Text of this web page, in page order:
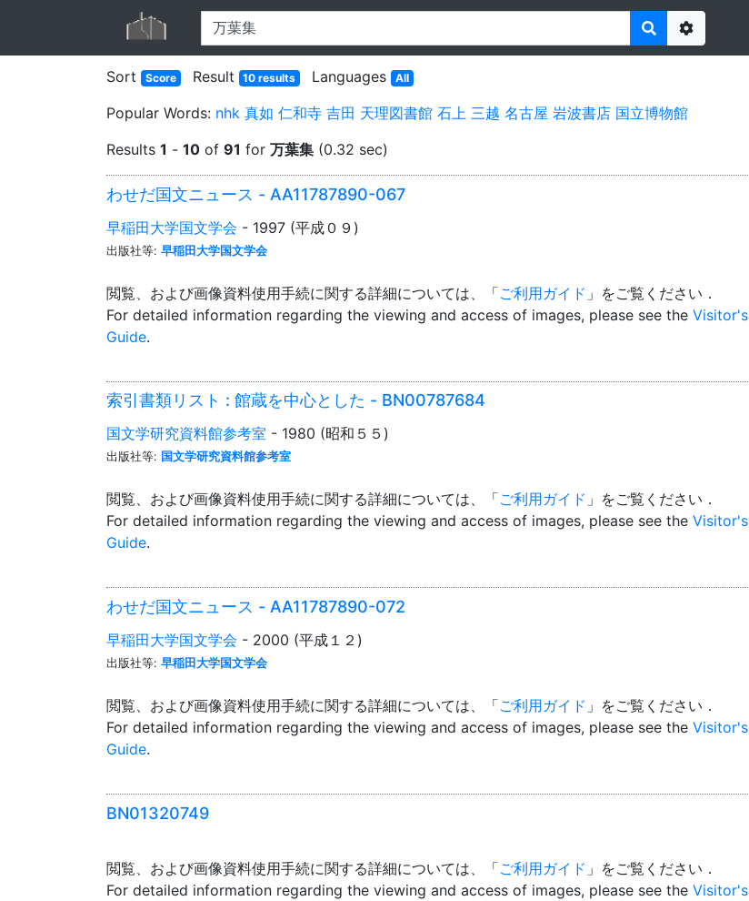
Options
Sort Score Result 10 results Languages All
Popular Words: nhk 真如 仁和寺 吉田 天理図書館 石上 三越 名古屋 岩波書店 国立博物館
Results 1 - 10 of 91 for 万葉集 (0.32 sec)
わせだ国文ニュース - AA11787890-067
早稲田大学国文学会 - 1997 (平成０９)
出版社等: 早稲田大学国文学会
閲覧、および画像資料使用手続に関する詳細については、「ご利用ガイド 」をご覧ください．
For detailed information regarding the viewing and access of images, please see the Visitor's
Guide.
索引書類リスト : 館蔵を中心とした - BN00787684
国文学研究資料館参考室 - 1980 (昭和５５)
出版社等: 国文学研究資料館参考室
閲覧、および画像資料使用手続に関する詳細については、「ご利用ガイド 」をご覧ください．
For detailed information regarding the viewing and access of images, please see the Visitor's
Guide.
わせだ国文ニュース - AA11787890-072
早稲田大学国文学会 - 2000 (平成１２)
出版社等: 早稲田大学国文学会
閲覧、および画像資料使用手続に関する詳細については、「ご利用ガイド 」をご覧ください．
For detailed information regarding the viewing and access of images, please see the Visitor's
Guide.
BN01320749
閲覧、および画像資料使用手続に関する詳細については、「ご利用ガイド 」をご覧ください．
For detailed information regarding the viewing and access of images, please see the Visitor's